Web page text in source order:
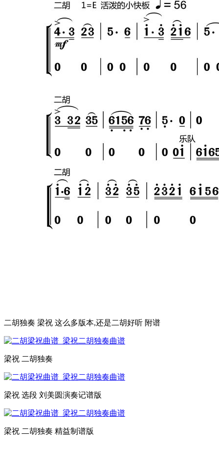
二胡独奏 梁祝 这么多版本,还是二胡好听 附谱
梁祝 二胡独奏
梁祝 选段 刘美圆演奏记谱版
梁祝 二胡独奏 精益制谱版